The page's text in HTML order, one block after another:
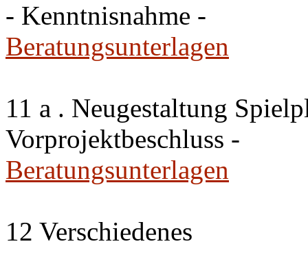
- Kenntnisnahme -
Beratungsunterlagen
11 a . Neugestaltung
Vorprojektbeschluss -
Beratungsunterlagen
12 Verschiedenes